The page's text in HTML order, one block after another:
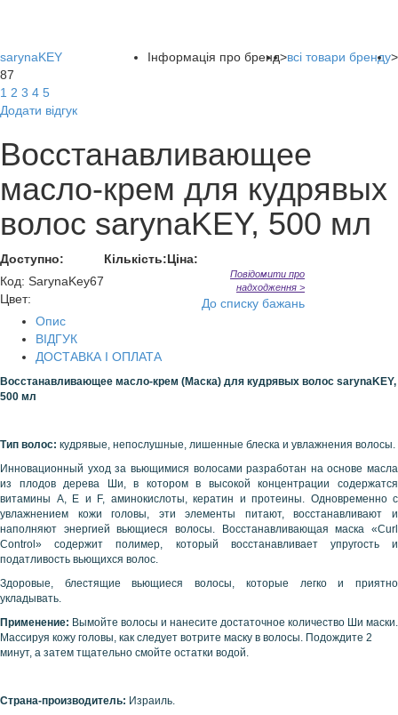
Інформація про бренд>всі товари бренду>
sarynaKEY
87
1 2 3 4 5
Додати відгук
Восстанавливающее
масло-крем для кудрявых
волос sarynaKEY, 500 мл
Доступно: Кількість:Ціна:
Код: SarynaKey67
Цвет:
Повідомити про
надходження >
До списку бажань
Опис
ВІДГУК
ДОСТАВКА І ОПЛАТА
Восстанавливающее масло-крем (Маска) для кудрявых волос sarynaKEY,
500 мл
Тип волос: кудрявые, непослушные, лишенные блеска и увлажнения волосы.
Инновационный уход за вьющимися волосами разработан на основе масла
из плодов дерева Ши, в котором в высокой концентрации содержатся
витамины А, Е и F, аминокислоты, кератин и протеины. Одновременно с
увлажнением кожи головы, эти элементы питают, восстанавливают и
наполняют энергией вьющиеся волосы. Восстанавливающая маска «Curl
Control» содержит полимер, который восстанавливает упругость и
податливость вьющихся волос.
Здоровые, блестящие вьющиеся волосы, которые легко и приятно
укладывать.
Применение: Вымойте волосы и нанесите достаточное количество Ши маски.
Массируя кожу головы, как следует вотрите маску в волосы. Подождите 2
минут, а затем тщательно смойте остатки водой.
Страна-производитель: Израиль.